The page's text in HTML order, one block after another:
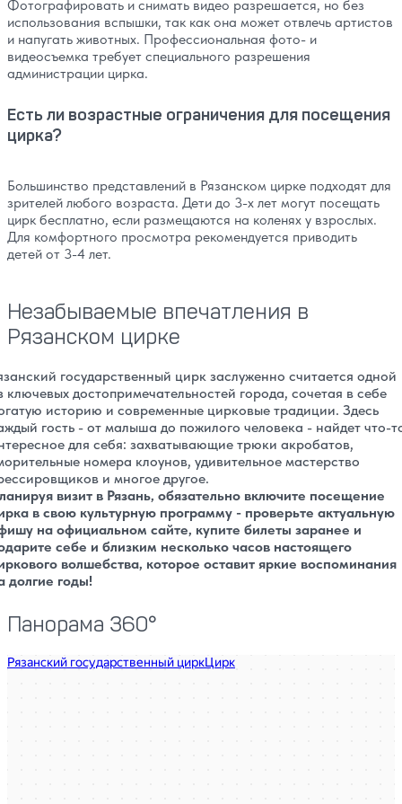
Фотографировать и снимать видео разрешается, но без
использования вспышки, так как она может отвлечь артистов
и напугать животных. Профессиональная фото- и
видеосъемка требует специального разрешения
администрации цирка.
Есть ли возрастные ограничения для посещения
цирка?
Большинство представлений в Рязанском цирке подходят для
зрителей любого возраста. Дети до 3-х лет могут посещать
цирк бесплатно, если размещаются на коленях у взрослых.
Для комфортного просмотра рекомендуется приводить
детей от 3-4 лет.
Незабываемые впечатления в
Рязанском цирке
государственный цирк заслуженно считается одной
ключевых достопримечательностей города, сочетая в себе
историю и современные цирковые традиции. Здесь
гость - от малыша до пожилого человека - найдет что-
для себя: захватывающие трюки акробатов,
номера клоунов, удивительное мастерство
и многое другое.
визит в Рязань, обязательно включите посещение
в свою культурную программу - проверьте актуальную
на официальном сайте, купите билеты заранее и
себе и близким несколько часов настоящего
волшебства, которое оставит яркие воспоминания
долгие годы!
Панорама 360°